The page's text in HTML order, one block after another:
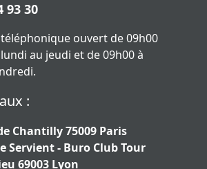
93 30
ouvert de 09h00
au jeudi et de 09h00 à
:
Chantilly 75009 Paris
Servient - Buro Club Tour
69003 Lyon